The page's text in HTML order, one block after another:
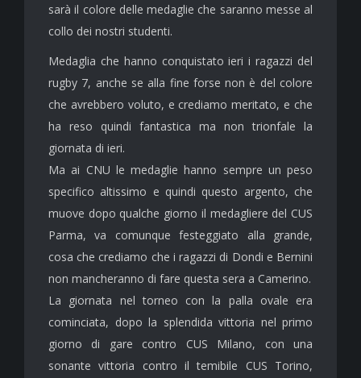
sarà il colore delle medaglie che saranno messe al
collo dei nostri studenti.
Medaglia che hanno conquistato ieri i ragazzi del
rugby 7, anche se alla fine forse non è del colore
che avrebbero voluto, e crediamo meritato, e che
ha reso quindi fantastica ma non trionfale la
giornata di ieri.
Ma ai CNU le medaglie hanno sempre un peso
specifico altissimo e quindi questo argento, che
muove dopo qualche giorno il medagliere del CUS
Parma, va comunque festeggiato alla grande,
cosa che crediamo che i ragazzi di Dondi e Bernini
non mancheranno di fare questa sera a Camerino.
La giornata nel torneo con la palla ovale era
cominciata, dopo la splendida vittoria nel primo
giorno di gare contro CUS Milano, con una
sonante vittoria contro il temibile CUS Torino,